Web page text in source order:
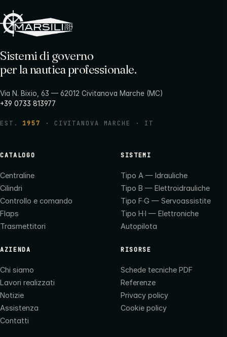
Sistemi di governo
per la nautica professionale.
Via N. Bixio, 63 — 62012 Civitanova Marche (MC)
+39 0733 813977
EST. 1957 · CIVITANOVA MARCHE · IT
CATALOGO
Centraline
Cilindri
Controllo e comando
Flaps
Trasmettitori
SISTEMI
Tipo A — Idrauliche
Tipo B — Elettroidrauliche
Tipo F·G — Servoassistite
Tipo H·I — Elettroniche
Autopilota
AZIENDA
Chi siamo
Lavori realizzati
Notizie
Assistenza
Contatti
RISORSE
Schede tecniche PDF
Referenze
Privacy policy
Cookie policy